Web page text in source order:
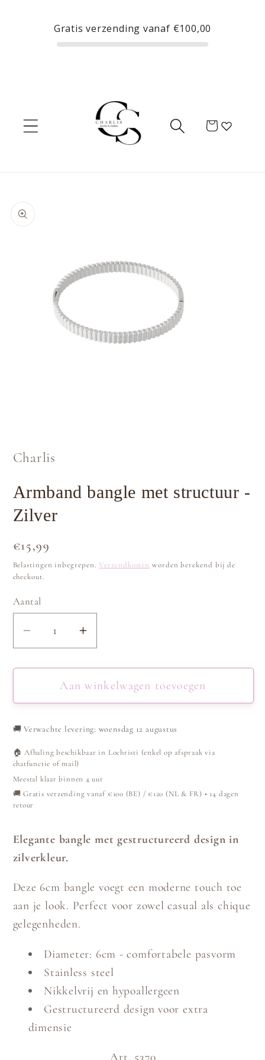
Gratis verzending vanaf €100,00
content
Winkelwagen
modaal
Charlis
Armband bangle met structuur -
Zilver
Normale
prijs
€15,99
Belastingen inbegrepen. Verzendkosten worden berekend bij de
checkout.
Aantal
Aantal
verlagen
voor
Armband
bangle
structuur
-
Zilver
Aantal
verhogen
voor
Armband
bangle
structuur
-
Aan winkelwagen toevoegen
🚚Verwachte levering: woensdag 12 augustus
🏠 Afhaling beschikbaar in Lochristi (enkel op afspraak via
chatfunctie of mail)
Meestal klaar binnen 4 uur
🚚 Gratis verzending vanaf €100 (BE) / €120 (NL & FR) • 14 dagen
retour
Elegante bangle met gestructureerd design in
zilverkleur.
Deze 6cm bangle voegt een moderne touch toe
aan je look. Perfect voor zowel casual als chique
gelegenheden.
Diameter: 6cm - comfortabele pasvorm
Stainless steel
Nikkelvrij en hypoallergeen
Gestructureerd design voor extra
dimensie
Art. 5370